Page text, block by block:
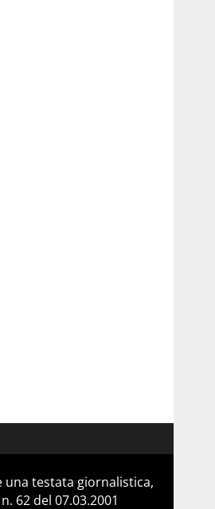
una testata giornalistica,
62 del 07.03.2001